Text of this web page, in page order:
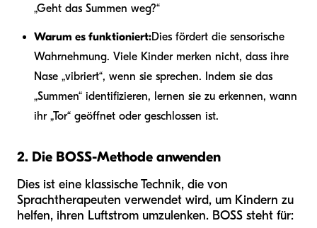
„Geht das Summen weg?“
Warum es funktioniert:Dies fördert die sensorische
Wahrnehmung. Viele Kinder merken nicht, dass ihre
Nase „vibriert“, wenn sie sprechen. Indem sie das
„Summen“ identifizieren, lernen sie zu erkennen, wann
ihr „Tor“ geöffnet oder geschlossen ist.
2. Die BOSS-Methode anwenden
Dies ist eine klassische Technik, die von
Sprachtherapeuten verwendet wird, um Kindern zu
helfen, ihren Luftstrom umzulenken. BOSS steht für: